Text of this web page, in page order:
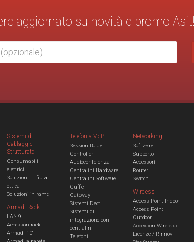
aggiornato su novità e promo Asit!
Sistemi di
Cablaggio
Strutturato
Consumabili
elettrici
Soluzioni in fibra
ottica
Soluzioni in rame
Armadi Rack
LAN 9
Accessori rack
Armadi 10"
Telefonia VoIP
Session Border
Controller
Audioconferenza
Centralini Hardware
Centralini Software
Cuffie
Gateway
Sistemi Dect
Sistemi di
integrazione con
centralini
Telefoni
Networking
Software
Supporto
Accessori
Router
Switch
Wireless
Access Point Indoor
Access Point
Outdoor
Accessori Wireless
Licenze / Rinnovi